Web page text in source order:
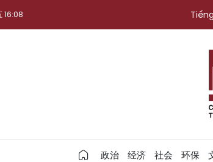
16:08
政治 经济 社会 环保